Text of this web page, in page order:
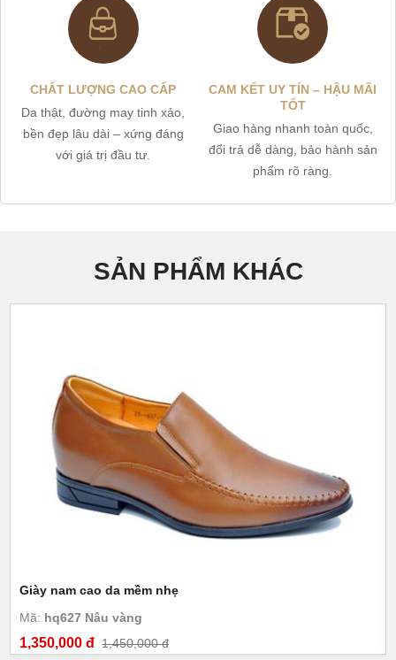
CHẤT LƯỢNG CAO CẤP
Da thật, đường may tinh xảo,
bền đẹp lâu dài – xứng đáng
với giá trị đầu tư.
CAM KẾT UY TÍN – HẬU MÃI
TỐT
Giao hàng nhanh toàn quốc,
đổi trả dễ dàng, bảo hành sản
phẩm rõ ràng.
SẢN PHẨM KHÁC
Giày nam cao da mềm nhẹ
Mã: hq627 Nâu vàng
1,350,000 đ 1,450,000 đ